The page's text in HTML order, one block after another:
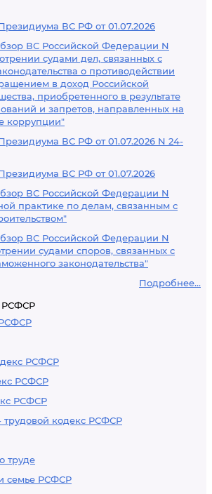
ВС РФ от 01.07.2026
ВС Российской Федерации N
судами дел, связанных с
о противодействии
в доход Российской
приобретенного в результате
и запретов, направленных на
коррупции"
ВС РФ от 01.07.2026 N 24-
ВС РФ от 01.07.2026
ВС Российской Федерации N
практике по делам, связанным с
ВС Российской Федерации N
судами споров, связанных с
законодательства"
Подробнее...
РСФСР
РСФСР
РСФСР
РСФСР
трудовой кодекс РСФСР
труде
семье РСФСР